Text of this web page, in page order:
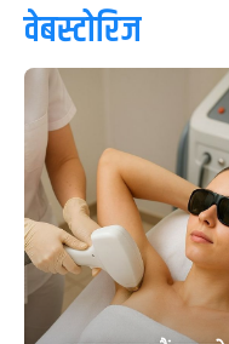
वेबस्टोरिज